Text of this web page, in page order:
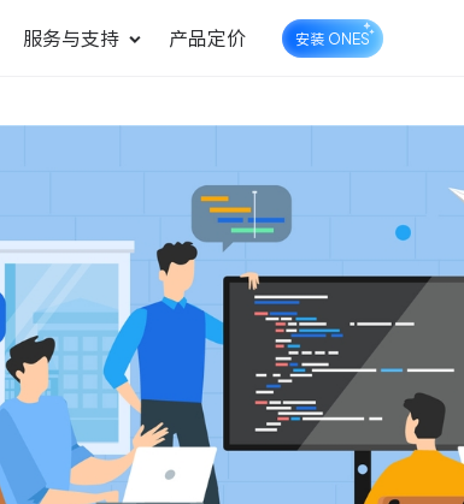
ONES Desk
统一管理业务信息和企业知
测试管理
快速交付高质量产品
DevOps
服务与支持 产品定价 安装 ONES